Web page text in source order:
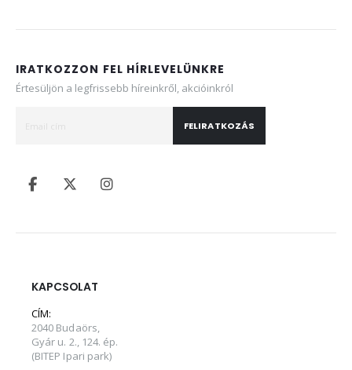
IRATKOZZON FEL HÍRLEVELÜNKRE
Értesüljön a legfrissebb híreinkről, akcióinkról
FELIRATKOZÁS
KAPCSOLAT
CÍM:
2040 Budaörs,
Gyár u. 2., 124. ép.
(BITEP Ipari park)